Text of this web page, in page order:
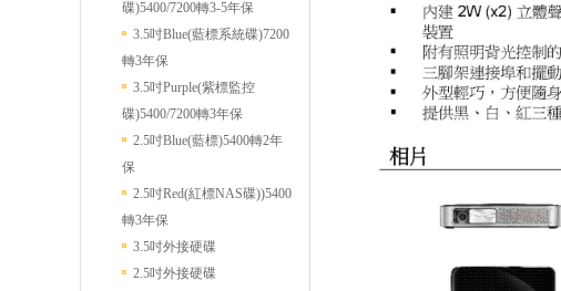
碟)5400/7200轉3-5年保
3.5吋Blue(藍標系統碟)7200
轉3年保
3.5吋Purple(紫標監控
碟)5400/7200轉3年保
2.5吋Blue(藍標)5400轉2年
保
2.5吋Red(紅標NAS碟))5400
轉3年保
3.5吋外接硬碟
2.5吋外接硬碟